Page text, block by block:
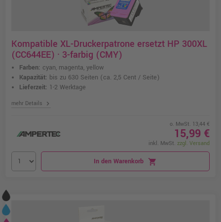
Kompatible XL-Druckerpatrone ersetzt HP 300XL
(CC644EE) · 3-farbig (CMY)
Farben: cyan, magenta, yellow
Kapazität: bis zu 630 Seiten (ca. 2,5 Cent / Seite)
Lieferzeit: 1-2 Werktage
mehr Details chevron_right
o. MwSt. 13,44 €
15,99 €
inkl. MwSt. zzgl. Versand
In den Warenkorb shopping_cart